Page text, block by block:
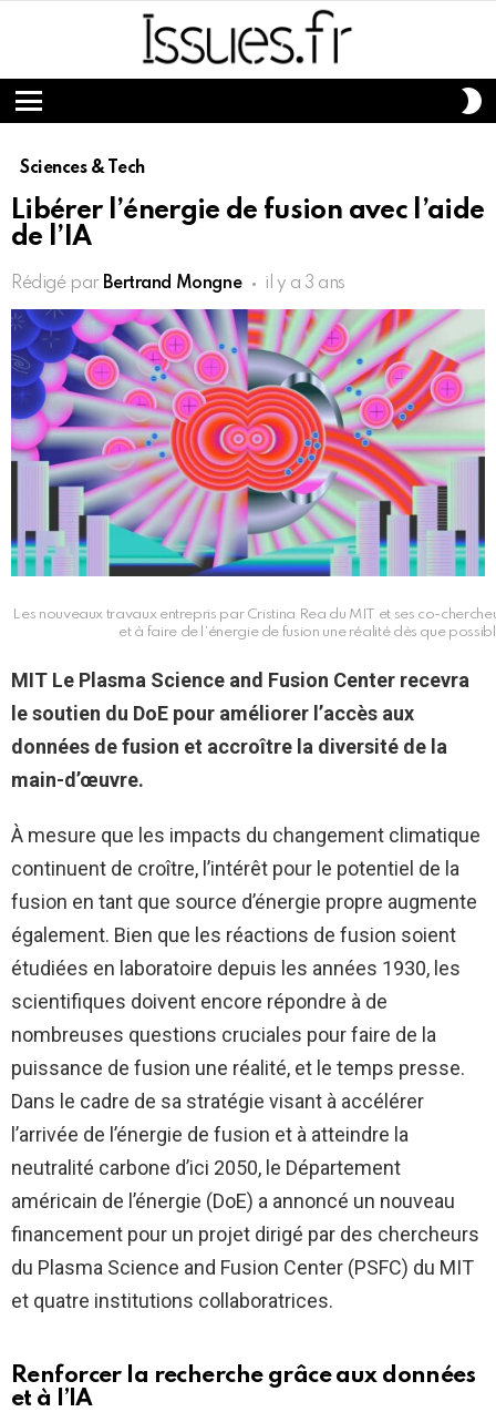
Menu
Sciences & Tech
Libérer l’énergie de fusion avec l’aide
de l’IA
Rédigé par Bertrand Mongne il y a 3 ans
Les nouveaux travaux entrepris par Cristina Rea du MIT et ses co-
et à faire de l’énergie de fusion une réalité dès que
MIT Le Plasma Science and Fusion Center recevra
le soutien du DoE pour améliorer l’accès aux
données de fusion et accroître la diversité de la
main-d’œuvre.
À mesure que les impacts du changement climatique
continuent de croître, l’intérêt pour le potentiel de la
fusion en tant que source d’énergie propre augmente
également. Bien que les réactions de fusion soient
étudiées en laboratoire depuis les années 1930, les
scientifiques doivent encore répondre à de
nombreuses questions cruciales pour faire de la
puissance de fusion une réalité, et le temps presse.
Dans le cadre de sa stratégie visant à accélérer
l’arrivée de l’énergie de fusion et à atteindre la
neutralité carbone d’ici 2050, le Département
américain de l’énergie (DoE) a annoncé un nouveau
financement pour un projet dirigé par des chercheurs
du Plasma Science and Fusion Center (PSFC) du MIT
et quatre institutions collaboratrices.
Renforcer la recherche grâce aux données
et à l’IA